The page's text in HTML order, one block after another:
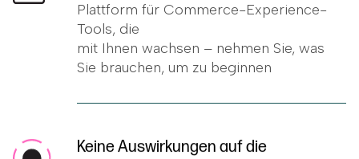
Plattform für Commerce-Experience-
Tools, die
mit Ihnen wachsen – nehmen Sie, was
Sie brauchen, um zu beginnen
Keine Auswirkungen auf die